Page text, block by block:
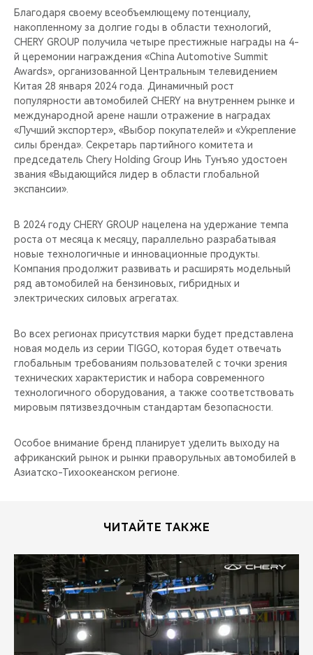
Благодаря своему всеобъемлющему потенциалу,
накопленному за долгие годы в области технологий,
CHERY GROUP получила четыре престижные награды на 4-
й церемонии награждения «China Automotive Summit
Awards», организованной Центральным телевидением
Китая 28 января 2024 года. Динамичный рост
популярности автомобилей CHERY на внутреннем рынке и
международной арене нашли отражение в наградах
«Лучший экспортер», «Выбор покупателей» и «Укрепление
силы бренда». Секретарь партийного комитета и
председатель Chery Holding Group Инь Тунъяо удостоен
звания «Выдающийся лидер в области глобальной
экспансии».
В 2024 году CHERY GROUP нацелена на удержание темпа
роста от месяца к месяцу, параллельно разрабатывая
новые технологичные и инновационные продукты.
Компания продолжит развивать и расширять модельный
ряд автомобилей на бензиновых, гибридных и
электрических силовых агрегатах.
Во всех регионах присутствия марки будет представлена
новая модель из серии TIGGO, которая будет отвечать
глобальным требованиям пользователей с точки зрения
технических характеристик и набора современного
технологичного оборудования, а также соответствовать
мировым пятизвездочным стандартам безопасности.
Особое внимание бренд планирует уделить выходу на
африканский рынок и рынки праворульных автомобилей в
Азиатско-Тихоокеанском регионе.
ЧИТАЙТЕ ТАКЖЕ